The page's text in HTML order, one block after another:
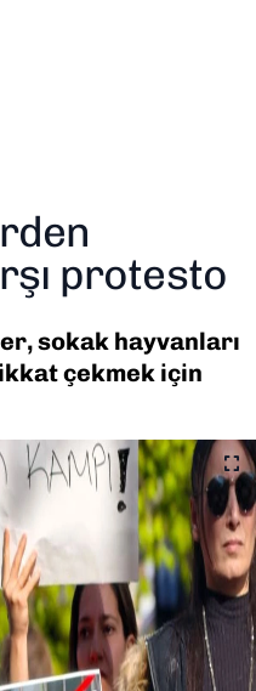
protesto
sokak hayvanları
çekmek için